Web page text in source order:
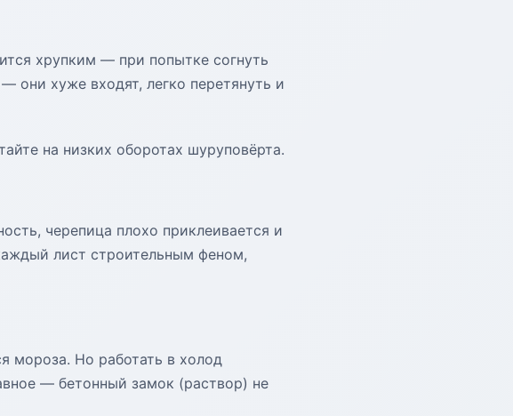
хрупким — при попытке согнуть
они хуже входят, легко перетянуть и
на низких оборотах шуруповёрта.
черепица плохо приклеивается и
лист строительным феном,
мороза. Но работать в холод
— бетонный замок (раствор) не